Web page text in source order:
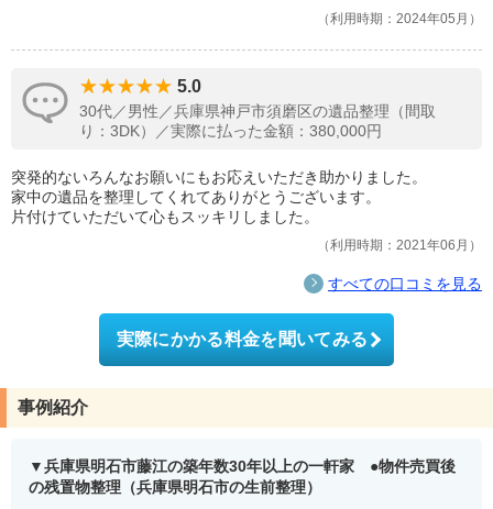
利用時期：2024年05月
5.0
30代／男性／兵庫県神戸市須磨区の遺品整理（間取
り：3DK）／実際に払った金額：380,000円
突発的ないろんなお願いにもお応えいただき助かりました。
家中の遺品を整理してくれてありがとうございます。
片付けていただいて心もスッキリしました。
利用時期：2021年06月
すべての口コミを見る
実際にかかる料金を聞いてみる
事例紹介
兵庫県明石市藤江の築年数30年以上の一軒家 ●物件売買後
の残置物整理（兵庫県明石市の生前整理）